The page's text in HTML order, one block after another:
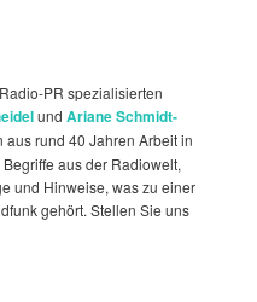
PR spezialisierten
undAriane Schmidt-
rund 40 Jahren Arbeit in
aus der Radiowelt,
und Hinweise, was zu einer
gehört. Stellen Sie uns